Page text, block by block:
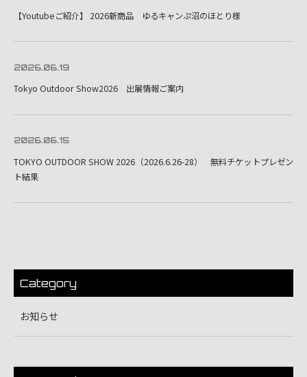
【Youtubeご紹介】 2026新商品 ゆるキャンぷ沼のほとり様
2026.06.19
Tokyo Outdoor Show2026 出展情報ご案内
2026.06.15
TOKYO OUTDOOR SHOW 2026（2026.6.26-28） 無料チケットプレゼン
ト結果
Category
お知らせ